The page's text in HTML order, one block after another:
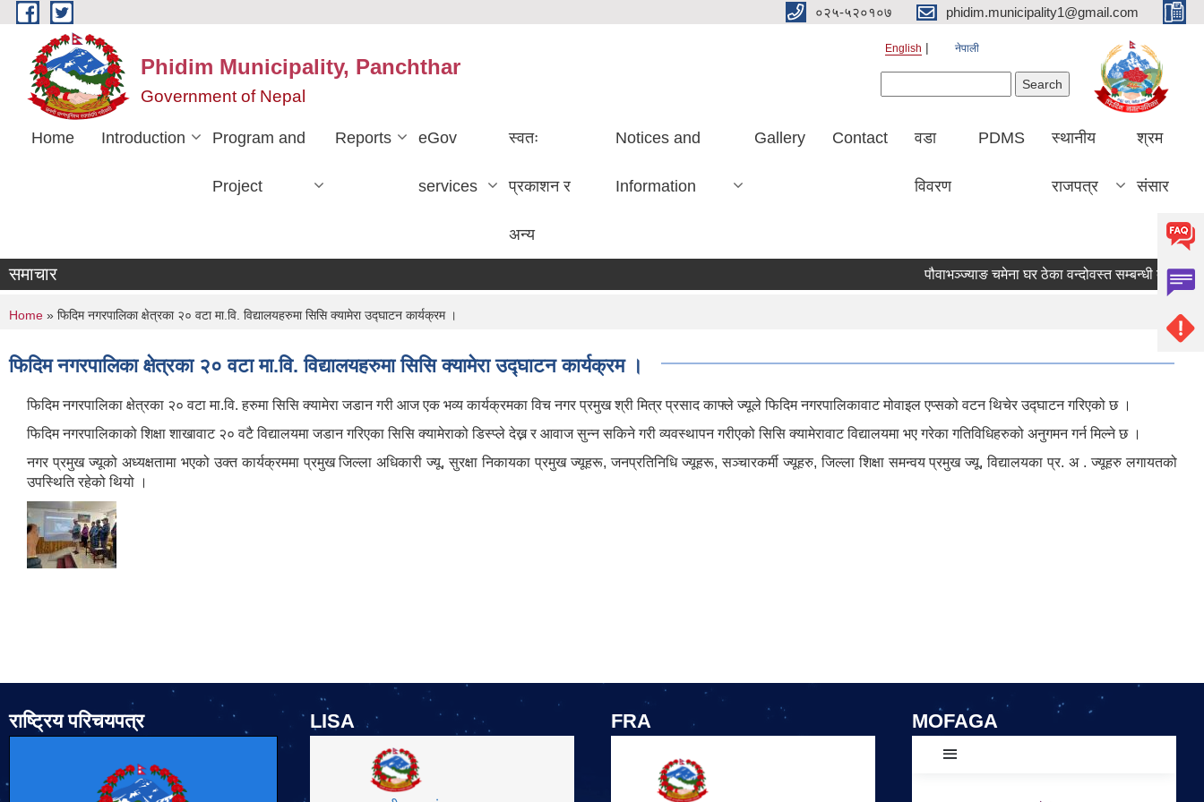
Skip to main content ०२५-५२०१०७ phidim.municipality1@gmail.com
Phidim Municipality, Panchthar
Government of Nepal
English नेपाली
Home Introduction Program and
Project
Reports eGov
services
स्वतः
प्रकाशन र
अन्य
Notices and
Information
Gallery Contact वडा
विवरण
PDMS स्थानीय
राजपत्र
श्रम
संसार
समाचार पौवाभञ्ज्याङ चमेना घर ठेका वन्दोवस्त सम्बन्धी
You are here
Home » फिदिम नगरपालिका क्षेत्रका २० वटा मा.वि. विद्यालयहरुमा सिसि क्यामेरा उद्घाटन कार्यक्रम ।
फिदिम नगरपालिका क्षेत्रका २० वटा मा.वि. विद्यालयहरुमा सिसि क्यामेरा उद्घाटन कार्यक्रम ।
फिदिम नगरपालिका क्षेत्रका २० वटा मा.वि. हरुमा सिसि क्यामेरा जडान गरी आज एक भव्य कार्यक्रमका विच नगर प्रमुख श्री मित्र प्रसाद काफ्ले ज्यूले फिदिम नगरपालिकावाट मोवाइल एप्सको वटन थिचेर उद्घाटन गरिएको छ ।
फिदिम नगरपालिकाको शिक्षा शाखावाट २० वटै विद्यालयमा जडान गरिएका सिसि क्यामेराको डिस्प्ले देख्न र आवाज सुन्न सकिने गरी व्यवस्थापन गरीएको सिसि क्यामेरावाट विद्यालयमा भए गरेका गतिविधिहरुको अनुगमन गर्न मिल्ने छ ।
नगर प्रमुख ज्यूको अध्यक्षतामा भएको उक्त कार्यक्रममा प्रमुख जिल्ला अधिकारी ज्यू, सुरक्षा निकायका प्रमुख ज्यूहरू, जनप्रतिनिधि ज्यूहरू, सञ्चारकर्मी ज्यूहरु, जिल्ला शिक्षा समन्वय प्रमुख ज्यू, विद्यालयका प्र. अ . ज्यूहरु लगायतको
उपस्थिति रहेको थियो ।
राष्ट्रिय परिचयपत्र LISA FRA MOFAGA